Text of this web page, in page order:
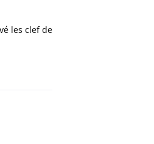
les clef de